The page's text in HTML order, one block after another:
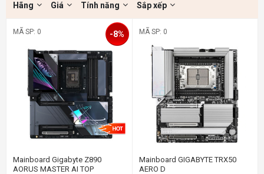
Hãng Giá Tính năng Sắp xếp
MÃ SP: 0
Mainboard Gigabyte Z890
AORUS MASTER AI TOP
-8% MÃ SP: 0
Mainboard GIGABYTE TRX50
AERO D